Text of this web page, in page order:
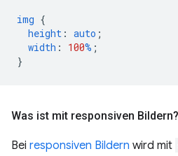
img {
height : auto ;
width : 100% ;
}
Was ist mit responsiven Bildern?
Bei responsiven Bildern wird mit